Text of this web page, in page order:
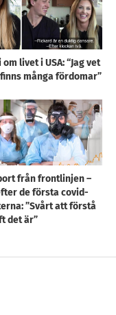
om livet i USA: “Jag vet
många fördomar”
från frontlinjen –
de första covid-
”Svårt att förstå
det är”